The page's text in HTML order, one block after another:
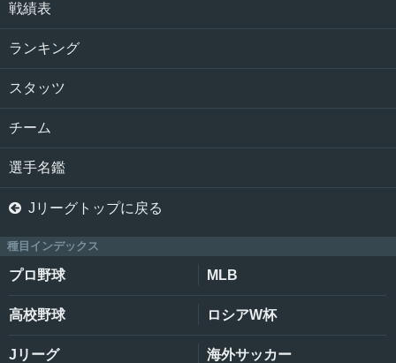
戦績表
ランキング
スタッツ
チーム
選手名鑑
 Jリーグトップに戻る
種目インデックス
プロ野球 MLB
高校野球 ロシアW杯
Jリーグ 海外サッカー